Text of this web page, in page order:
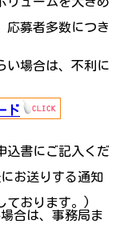
者多数につき
合は、不利に
ド
込書にご記入くだ
お送りする通知
おります。)
合は、事務局ま